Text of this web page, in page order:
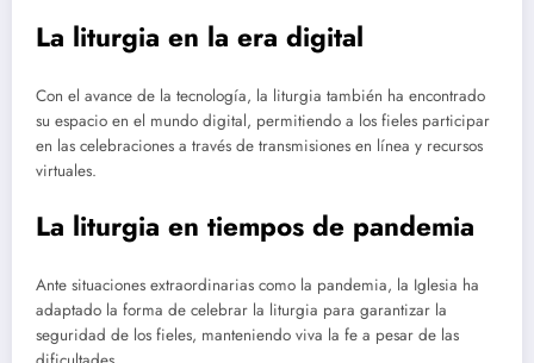
La liturgia en la era digital
Con el avance de la tecnología, la liturgia también ha encontrado
su espacio en el mundo digital, permitiendo a los fieles participar
en las celebraciones a través de transmisiones en línea y recursos
virtuales.
La liturgia en tiempos de pandemia
Ante situaciones extraordinarias como la pandemia, la Iglesia ha
adaptado la forma de celebrar la liturgia para garantizar la
seguridad de los fieles, manteniendo viva la fe a pesar de las